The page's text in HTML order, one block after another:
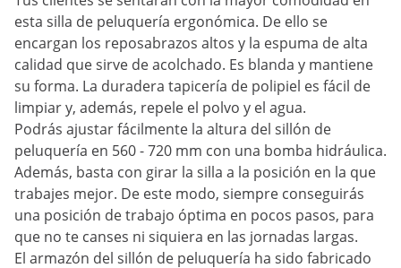
esta silla de peluquería ergonómica. De ello se
encargan los reposabrazos altos y la espuma de alta
calidad que sirve de acolchado. Es blanda y mantiene
su forma. La duradera tapicería de polipiel es fácil de
limpiar y, además, repele el polvo y el agua.
Podrás ajustar fácilmente la altura del sillón de
peluquería en 560 - 720 mm con una bomba hidráulica.
Además, basta con girar la silla a la posición en la que
trabajes mejor. De este modo, siempre conseguirás
una posición de trabajo óptima en pocos pasos, para
que no te canses ni siquiera en las jornadas largas.
El armazón del sillón de peluquería ha sido fabricado